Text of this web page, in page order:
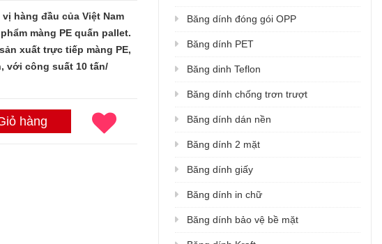
hàng đầu của Việt Nam
màng PE quấn pallet.
xuất trực tiếp màng PE,
với công suất 10 tấn/
hàng
Băng dính đóng gói OPP
Băng dính PET
Băng dinh Teflon
Băng dính chống trơn trượt
Băng dính dán nền
Băng dính 2 mặt
Băng dính giấy
Băng dính in chữ
Băng dính bảo vệ bề mặt